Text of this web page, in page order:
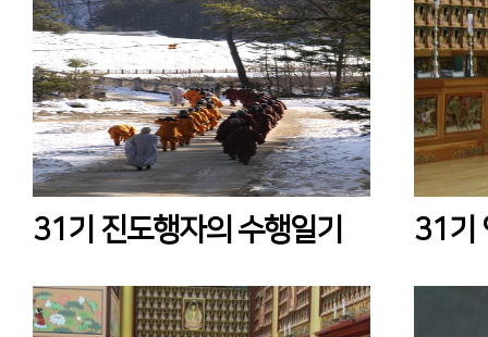
31기 진도행자의 수행일기 31기